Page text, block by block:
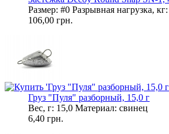
Размер: #0 Разрывная нагрузка,
106,00 грн.
Груз "Пуля" разборный, 15,0 г
Вес, г: 15,0 Материал: свинец
6,40 грн.